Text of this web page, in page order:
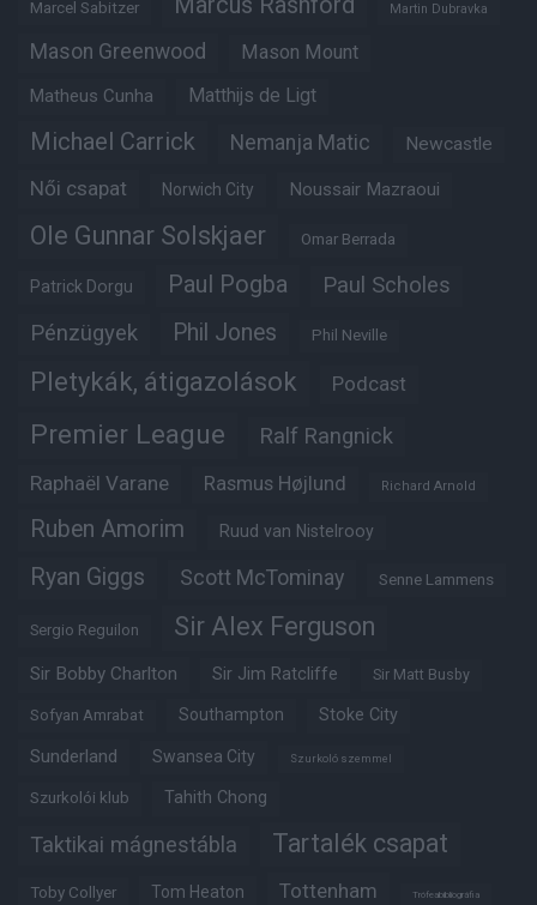
Marcel Sabitzer Martin Dubravka
Mason Greenwood Mason Mount
Matheus Cunha Matthijs de Ligt
Michael Carrick Nemanja Matic Newcastle
Női csapat Norwich City Noussair Mazraoui
Ole Gunnar Solskjaer Omar Berrada
Patrick Dorgu Paul Pogba Paul Scholes
Pénzügyek Phil Jones Phil Neville
Pletykák, átigazolások Podcast
Premier League Ralf Rangnick
Raphaël Varane Rasmus Højlund Richard Arnold
Ruben Amorim Ruud van Nistelrooy
Ryan Giggs Scott McTominay Senne Lammens
Sergio Reguilon Sir Alex Ferguson
Sir Bobby Charlton Sir Jim Ratcliffe Sir Matt Busby
Sofyan Amrabat Southampton Stoke City
Sunderland Swansea City Szurkoló szemmel
Szurkolói klub Tahith Chong
Taktikai mágnestábla Tartalék csapat
Toby Collyer Tom Heaton Tottenham Trófeabibliográfia